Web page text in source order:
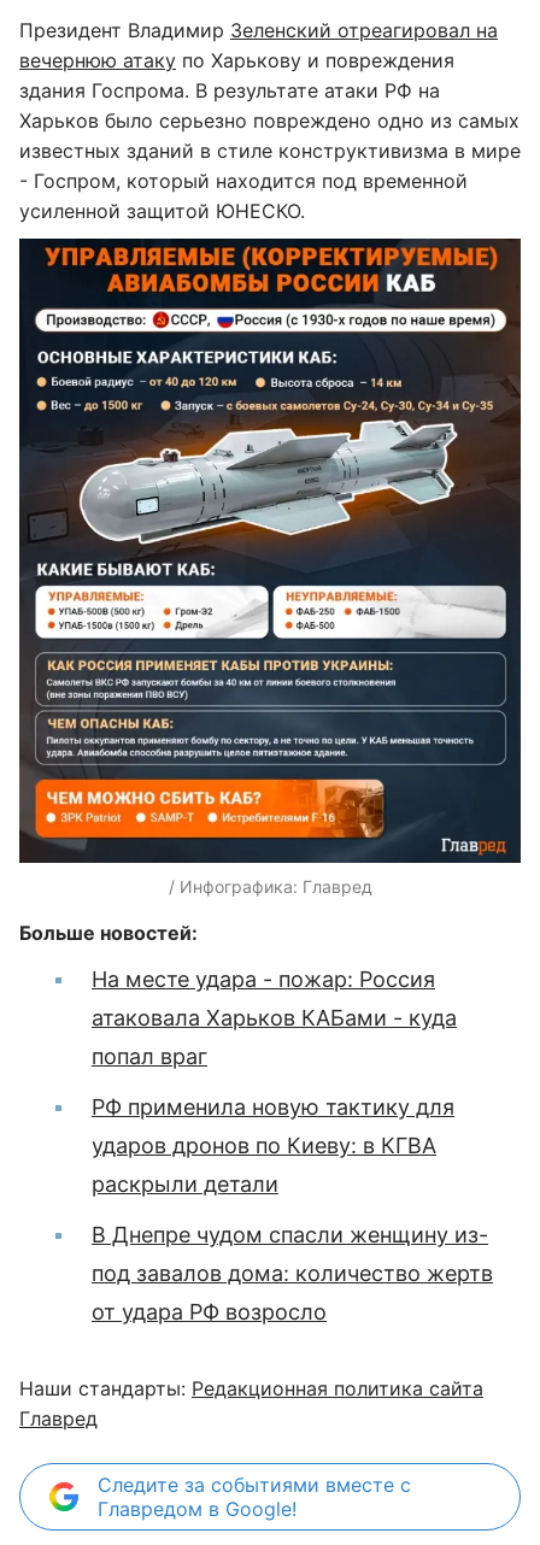
Президент Владимир Зеленский отреагировал на
вечернюю атаку по Харькову и повреждения
здания Госпрома. В результате атаки РФ на
Харьков было серьезно повреждено одно из самых
известных зданий в стиле конструктивизма в мире
- Госпром, который находится под временной
усиленной защитой ЮНЕСКО.
/ Инфографика: Главред
Больше новостей:
На месте удара - пожар: Россия
атаковала Харьков КАБами - куда
попал враг
РФ применила новую тактику для
ударов дронов по Киеву: в КГВА
раскрыли детали
В Днепре чудом спасли женщину из-
под завалов дома: количество жертв
от удара РФ возросло
Наши стандарты: Редакционная политика сайта
Главред
Следите за событиями вместе с
Главредом в Google!